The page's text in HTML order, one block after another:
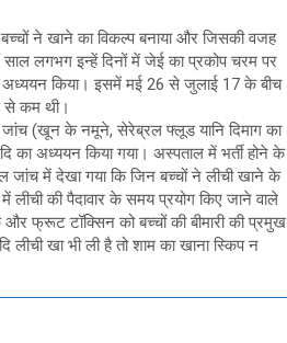
ने खाने का विकल्प बनाया और जिसकी वजह
लगभग इन्हें दिनों में जेई का प्रकोप चरम पर
अध्ययन किया। इसमें मई 26 से जुलाई 17 के बीच
से कम थी।
(खून के नमूने, सेरेब्रल फ्लूड यानि दिमाग का
का अध्ययन किया गया। अस्पताल में भर्ती होने के
में देखा गया कि जिन बच्चों ने लीची खाने के
की पैदावार के समय प्रयोग किए जाने वाले
और फ्रूट टॉक्सिन को बच्चों की बीमारी की प्रमुख
खा भी ली है तो शाम का खाना स्किप न